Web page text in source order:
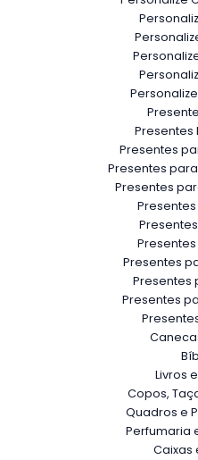
Presentes
Presentes
Presentes
Presentes
Presentes
Presentes
Presentes
Livros
Copos,
Quadros e
Perfumaria
Caixas